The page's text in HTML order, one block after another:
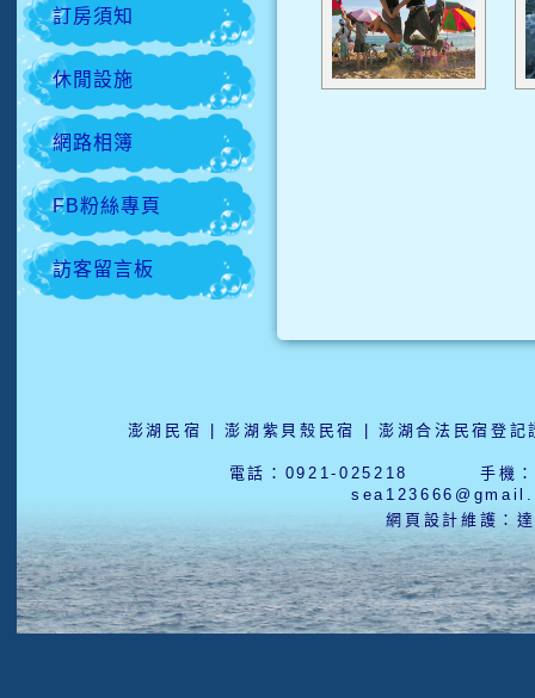
訂房須知
休閒設施
網路相簿
FB粉絲專頁
訪客留言板
澎湖民宿 | 澎湖紫貝殼民宿 | 澎湖合法民宿登
電話：0921-025218 手機：
網頁設計維護：